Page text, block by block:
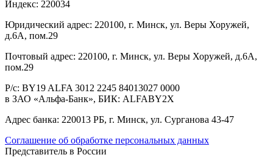
Индекс: 220034
Юридический адрес: 220100, г. Минск, ул. Веры Хоружей,
д.6А, пом.29
Почтовый адрес: 220100, г. Минск, ул. Веры Хоружей, д.6А,
пом.29
Р/с: BY19 ALFA 3012 2245 84013027 0000
в ЗАО «Альфа-Банк», БИК: ALFABY2X
Адрес банка: 220013 РБ, г. Минск, ул. Сурганова 43-47
Соглашение об обработке персональных данных
Представитель в России